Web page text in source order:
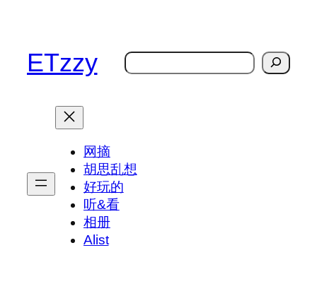
ETzzy
搜
网摘
胡思乱想
好玩的
听&看
相册
Alist